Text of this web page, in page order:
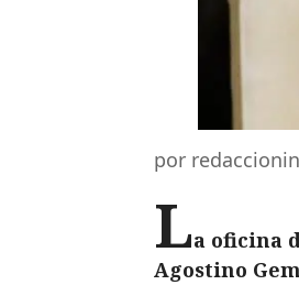
por
La oficina
Agostino